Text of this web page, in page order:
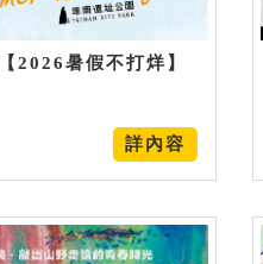
2026暑假不打烊】
詳內容